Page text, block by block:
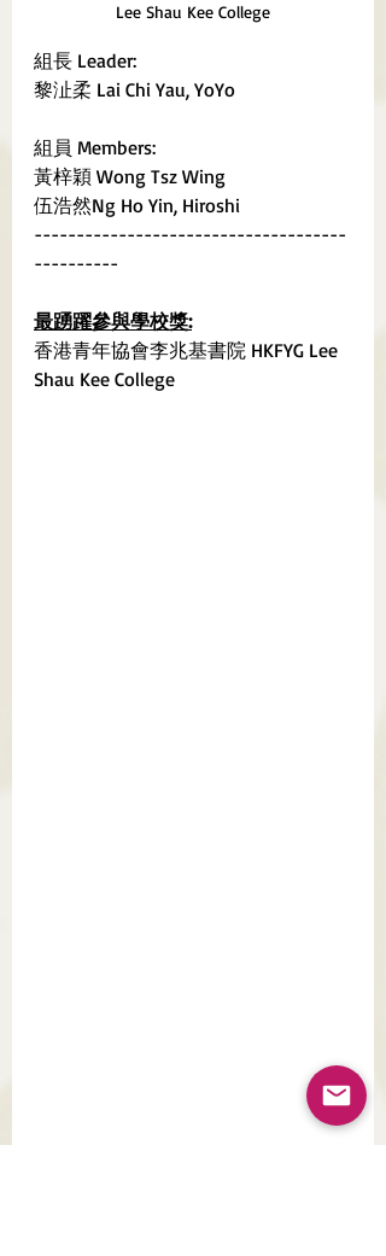
Lee Shau Kee College
組長 Leader:
黎沚柔 Lai Chi Yau, YoYo
組員 Members:
伍浩然Ng Ho Yin, Hiroshi
-------------------------------------
----------
最踴躍參與學校獎:
香港青年協會李兆基書院 HKFYG Lee
Shau Kee College